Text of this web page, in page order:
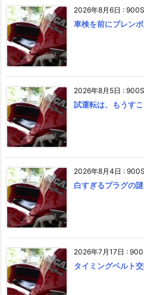
2026年8月6日 :
車検を前にブレン
2026年8月5日 :
試運転は、もうす
2026年8月4日 :
白すぎるプラグの
2026年7月17日 :
タイミングベルト